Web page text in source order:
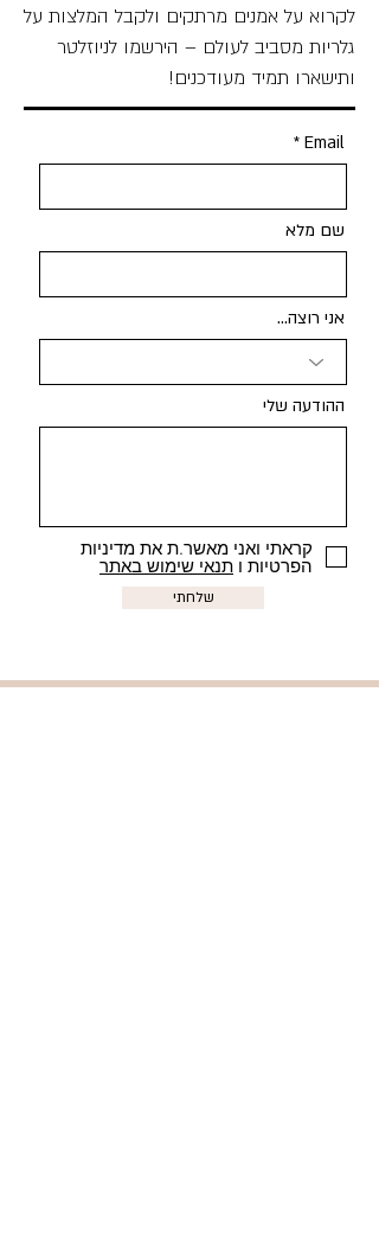
לקרוא על אמנים מרתקים ולקבל המלצות על
גלריות מסביב לעולם – הירשמו לניוזלטר
ותישארו תמיד מעודכנים!
Email
שם מלא
אני רוצה...
ההודעה שלי
קראתי ואני מאשר.ת את מדיניות
הפרטיות ו תנאי שימוש באתר
שלחתי